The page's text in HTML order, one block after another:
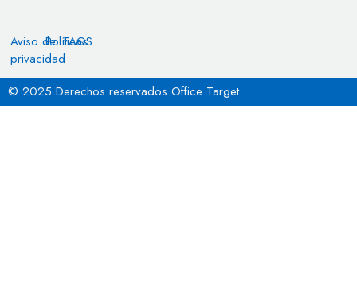
Aviso de
privacidad
Políticas
FAQS
© 2025 Derechos reservados Office Target